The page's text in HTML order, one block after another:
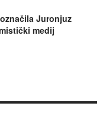
Juronjuz
medij